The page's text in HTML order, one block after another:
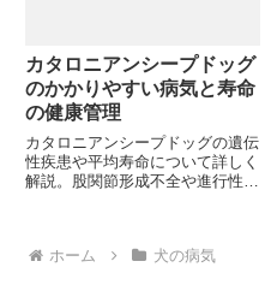
カタロニアンシープドッグ
のかかりやすい病気と寿命
の健康管理
カタロニアンシープドッグの遺伝
性疾患や平均寿命について詳しく
解説。股関節形成不全や進行性網
気をつけるべき点は何でしょう
ホーム 犬の病気